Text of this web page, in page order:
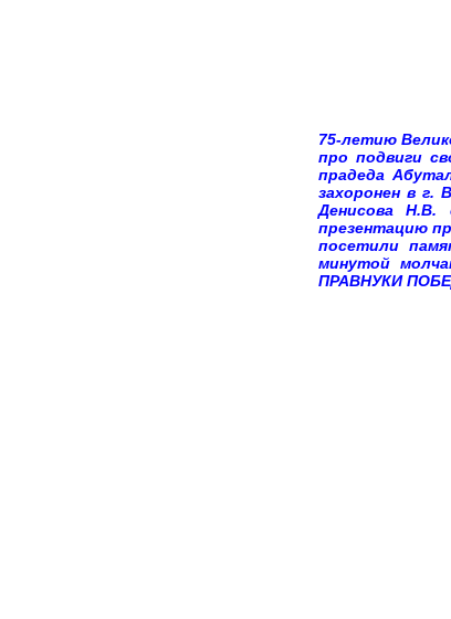
75-летию
про подвиги
прадеда
захоронен в г.
Денисова Н.В.
презентацию
посетили
минутой
ПРАВНУКИ